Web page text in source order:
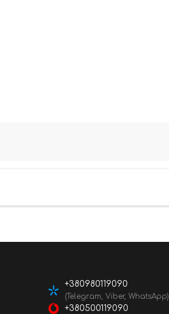
+380980119090
(Telegram, Viber, WhatsApp)
+380500119090